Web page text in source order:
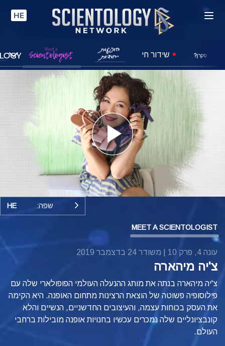
HE
סקרן? שידור חי
Play
Video
שפה: HE
MEET A SCIENTOLOGIST
עונה 4, פרק 10 | משודר 24 בדצמבר 2019
צ'יה מיהארה
צ'יה מיהארה בנתה את מותג ההנעלה העולמי הפופולארי שלה עם
פילוסופיה פשוטה של הוצאת הרצינות מתחום האופנה. היא הקימה
את העסק בכוחות עצמה, והעיצובים החדשניים, הנשיים והלא
קונבציונליים שלה נמכרים עכשיו בחנויות אופנה מובילות ברחבי
העולם.